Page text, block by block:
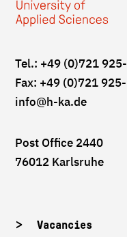
Tel.: +49 (0)721
Fax: +49 (0)721
info@h-ka.de
Post Office 2440
76012 Karlsruhe
Vacancies